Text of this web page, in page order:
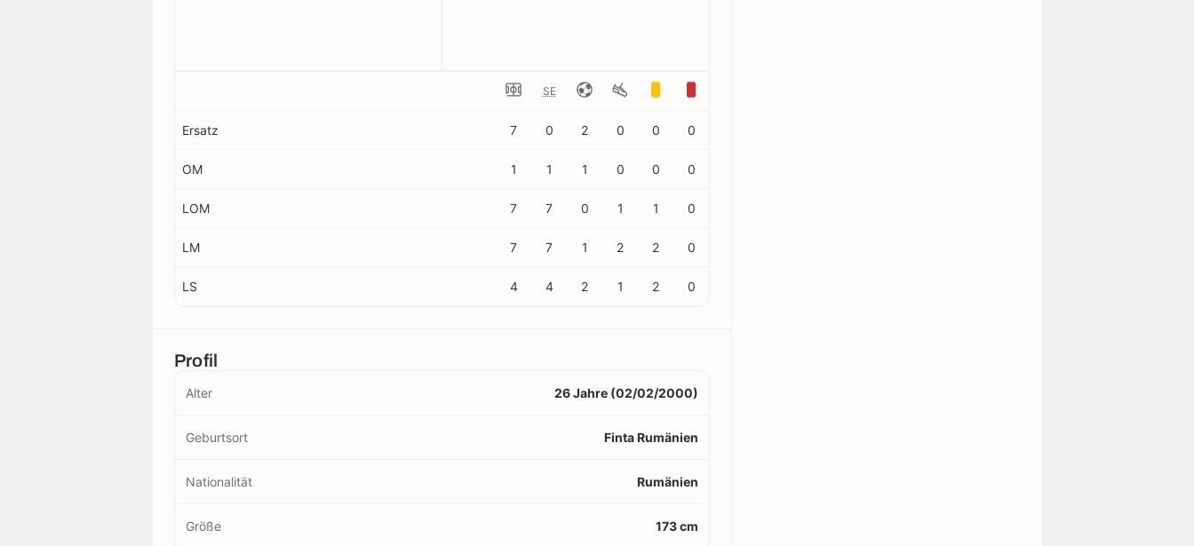
SE
Ersatz 7 0 2 0 0 0
OM 1 1 1 0 0 0
LOM 7 7 0 1 1 0
LM 7 7 1 2 2 0
LS 4 4 2 1 2 0
Profil
Alter 26 Jahre (02/02/2000)
Geburtsort Finta Rumänien
Nationalität Rumänien
Größe 173 cm